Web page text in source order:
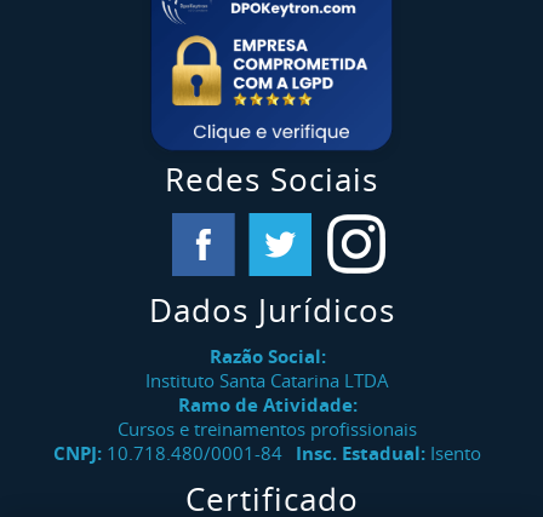
Redes Sociais
Dados Jurídicos
Razão Social:
Instituto Santa Catarina LTDA
Ramo de Atividade:
Cursos e treinamentos profissionais
CNPJ: 10.718.480/0001-84 Insc. Estadual: Isento
Certificado